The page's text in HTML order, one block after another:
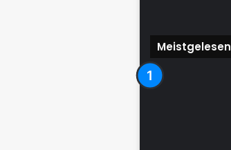
Meistgelesen